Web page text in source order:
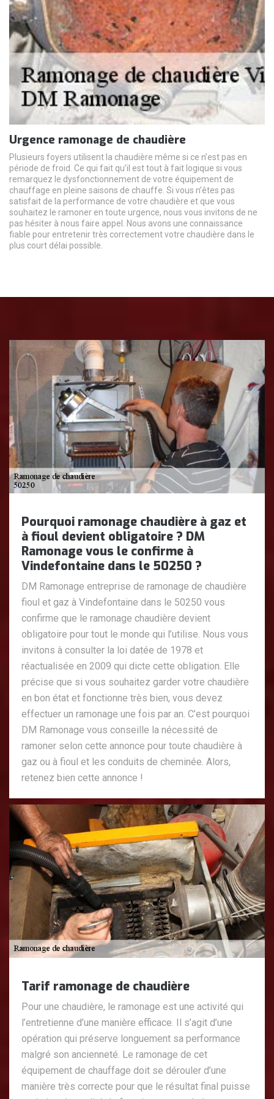
Urgence ramonage de chaudière
Plusieurs foyers utilisent la chaudière même si ce n’est pas en
période de froid. Ce qui fait qu’il est tout à fait logique si vous
remarquez le dysfonctionnement de votre équipement de
chauffage en pleine saisons de chauffe. Si vous n’êtes pas
satisfait de la performance de votre chaudière et que vous
souhaitez le ramoner en toute urgence, nous vous invitons de ne
pas hésiter à nous faire appel. Nous avons une connaissance
fiable pour entretenir très correctement votre chaudière dans le
plus court délai possible.
Pourquoi ramonage chaudière à gaz et
à fioul devient obligatoire ? DM
Ramonage vous le confirme à
Vindefontaine dans le 50250 ?
DM Ramonage entreprise de ramonage de chaudière
fioul et gaz à Vindefontaine dans le 50250 vous
confirme que le ramonage chaudière devient
obligatoire pour tout le monde qui l’utilise. Nous vous
invitons à consulter la loi datée de 1978 et
réactualisée en 2009 qui dicte cette obligation. Elle
précise que si vous souhaitez garder votre chaudière
en bon état et fonctionne très bien, vous devez
effectuer un ramonage une fois par an. C’est pourquoi
DM Ramonage vous conseille la nécessité de
ramoner selon cette annonce pour toute chaudière à
gaz ou à fioul et les conduits de cheminée. Alors,
retenez bien cette annonce !
Tarif ramonage de chaudière
Pour une chaudière, le ramonage est une activité qui
l’entretienne d’une manière efficace. Il s’agit d’une
opération qui préserve longuement sa performance
malgré son ancienneté. Le ramonage de cet
équipement de chauffage doit se dérouler d’une
manière très correcte pour que le résultat final puisse